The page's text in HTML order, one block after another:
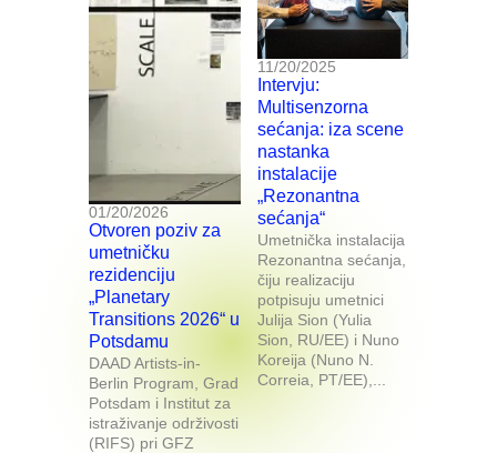
01/20/2026
Otvoren poziv za
umetničku
rezidenciju
„Planetary
Transitions 2026“ u
Potsdamu
DAAD Artists-in-
Berlin Program, Grad
Potsdam i Institut za
istraživanje održivosti
(RIFS) pri GFZ
11/20/2025
Intervju:
Multisenzorna
sećanja: iza scene
nastanka
instalacije
„Rezonantna
sećanja“
Umetnička instalacija
Rezonantna sećanja,
čiju realizaciju
potpisuju umetnici
Julija Sion (Yulia
Sion, RU/EE) i Nuno
Koreija (Nuno N.
Correia, PT/EE),...